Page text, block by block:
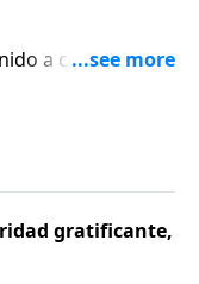
a considerar
para ser mamá.
gratificante,